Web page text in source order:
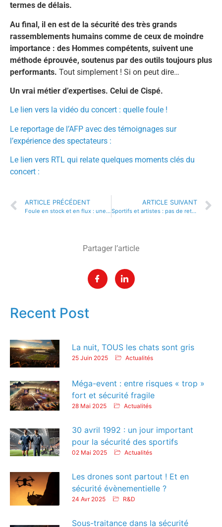
termes de délais.
Au final, il en est de la sécurité des très grands
rassemblements humains comme de ceux de moindre
importance : des Hommes compétents, suivent une
méthode éprouvée, soutenus par des outils toujours plus
performants. Tout simplement ! Si on peut dire…
Un vrai métier d’expertises. Celui de Cispé.
Le lien vers la vidéo du concert : quelle foule !
Le reportage de l’AFP avec des témoignages sur
l’expérience des spectateurs :
Le lien vers RTL qui relate quelques moments clés du
concert :
ARTICLE PRÉCÉDENT
Foule en stock et en flux : une modélisation clé pour l’organisateur pour ne pas passer dans le rouge
ARTICLE SUIVANT
Sportifs et artistes : pas de retour à l’envoyeur….
Partager l’article
Recent Post
La nuit, TOUS les chats sont gris
25 Juin 2025 Actualités
Méga-event : entre risques « trop »
fort et sécurité fragile
28 Mai 2025 Actualités
30 avril 1992 : un jour important
pour la sécurité des sportifs
02 Mai 2025 Actualités
Les drones sont partout ! Et en
sécurité évènementielle ?
24 Avr 2025 R&D
Sous-traitance dans la sécurité